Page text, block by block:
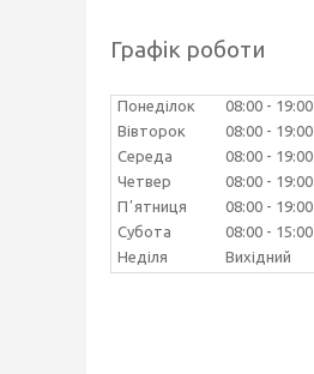
Графік роботи
Понеділок 08:00
19:00
Вівторок
08:00
19:00
Середа
08:00
19:00
Четвер
08:00
19:00
Пʼятниця
08:00
19:00
Субота
08:00
15:00
Неділя
Вихідний